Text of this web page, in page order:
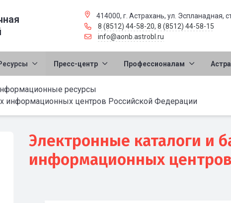
414000, г. Астрахань, ул. Эспланадная,
8 (8512) 44-58-20, 8 (8512) 44-58-15
info@aonb.astrobl.ru
Пресс-центр Профессионалам
ресурсы
информационных центров Российской Федерации
Электронные каталоги и
информационных